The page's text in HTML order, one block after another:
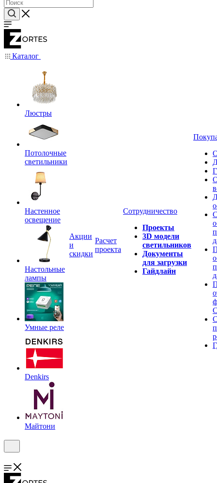
Каталог
Люстры
Потолочные
светильники
Настенное
освещение
Настольные
лампы
Умные реле
Denkirs
Майтони
Акции
и
скидки
Расчет
проекта
Сотрудничество
Проекты
3D модели
светильников
Документы
для загрузки
Гайдлайн